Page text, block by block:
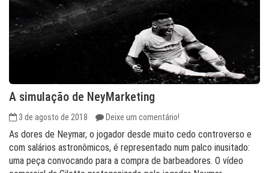
A simulação de NeyMarketing
3 de agosto de 2018 Deixe um comentário!
As dores de Neymar, o jogador desde muito cedo controverso e
com salários astronômicos, é representado num palco inusitado:
uma peça convocando para a compra de barbeadores. O vídeo